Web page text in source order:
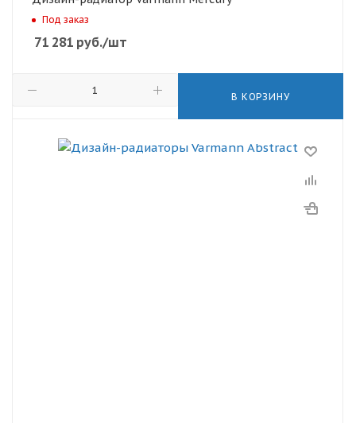
Под заказ
71 281 руб./шт
В КОРЗИНУ